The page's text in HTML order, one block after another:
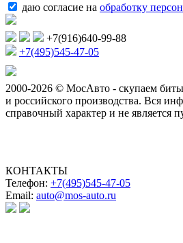
даю согласие на обработку
+7(916)640-99-88
+7(495)545-47-05
2000-2026 © МосАвто - скупаем
и российского производства. Вся
справочный характер и не является
КОНТАКТЫ
Телефон: +7(495)545-47-05
Email: auto@mos-auto.ru